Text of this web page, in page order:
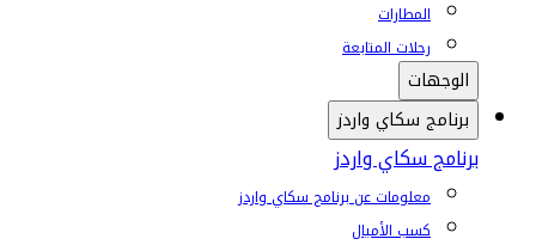
المطارات
رحلات المتابعة
الوجهات
برنامج سكاي واردز
برنامج سكاي واردز
معلومات عن برنامج سكاي واردز
كسب الأميال